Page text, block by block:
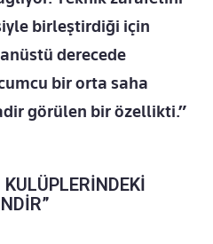
birleştirdiği için
derecede
bir orta saha
görülen bir özellikti.”
KULÜPLERİNDEKİ